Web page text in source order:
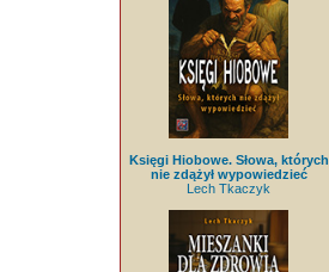
Księgi Hiobowe. Słowa, których
nie zdążył wypowiedzieć
Lech Tkaczyk